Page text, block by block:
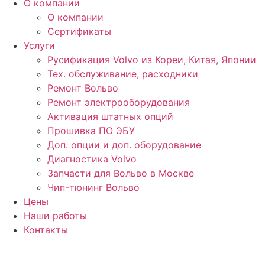
О компании
О компании
Сертификаты
Услуги
Русификация Volvo из Кореи, Китая, Японии
Тех. обслуживание, расходники
Ремонт Вольво
Ремонт электрооборудования
Активация штатных опций
Прошивка ПО ЭБУ
Доп. опции и доп. оборудование
Диагностика Volvo
Запчасти для Вольво в Москве
Чип-тюнинг Вольво
Цены
Наши работы
Контакты